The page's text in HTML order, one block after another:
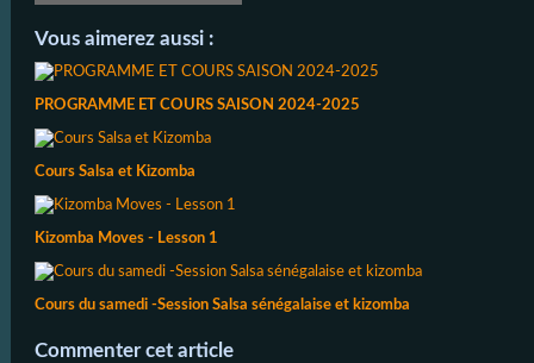
Vous aimerez aussi :
PROGRAMME ET COURS SAISON 2024-2025
Cours Salsa et Kizomba
Kizomba Moves - Lesson 1
Cours du samedi -Session Salsa sénégalaise et kizomba
Commenter cet article